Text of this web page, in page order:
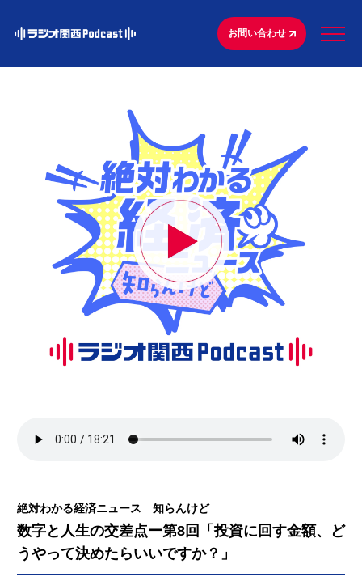
お問い合わせ
絶対わかる経済ニュース 知らんけど
数字と人生の交差点ー第8回「投資に回す金額、ど
うやって決めたらいいですか？」